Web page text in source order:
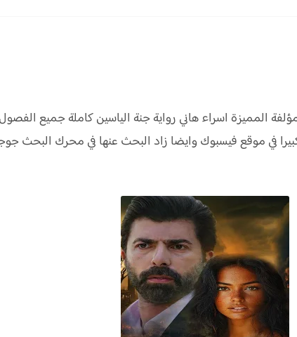
المميزة اسراء هاني رواية جنة الياسين كاملة جميع
في موقع فيسبوك وايضا زاد البحث عنها في محرك البحث